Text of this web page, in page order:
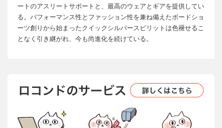
ートのアスリートサポートと、最高のウェアとギアを提供してい
る。パフォーマンス性とファッション性を兼ね備えたボードショ
ーツ創りから始まったクイックシルバースピリットは色褪せるこ
となく引き継がれ、今も尚進化を続けている。